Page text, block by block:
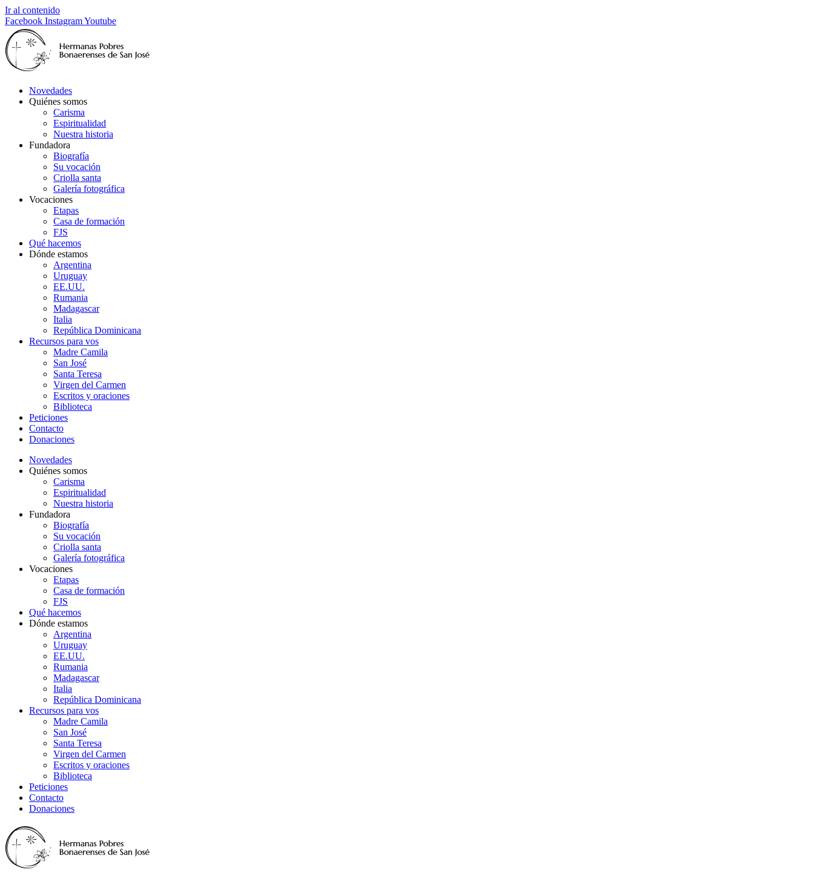
Ir al contenido
Facebook InstagramYoutube
Novedades
Quiénes somos
Carisma
Espiritualidad
Nuestra historia
Fundadora
Biografía
Su vocación
Criolla santa
Galería fotográfica
Vocaciones
Etapas
Casa de formación
FJS
Qué hacemos
Dónde estamos
Argentina
Uruguay
EE.UU.
Rumania
Madagascar
Italia
República Dominicana
Recursos para vos
Madre Camila
San José
Santa Teresa
Virgen del Carmen
Escritos y oraciones
Biblioteca
Peticiones
Contacto
Donaciones
Novedades
Quiénes somos
Carisma
Espiritualidad
Nuestra historia
Fundadora
Biografía
Su vocación
Criolla santa
Galería fotográfica
Vocaciones
Etapas
Casa de formación
FJS
Qué hacemos
Dónde estamos
Argentina
Uruguay
EE.UU.
Rumania
Madagascar
Italia
República Dominicana
Recursos para vos
Madre Camila
San José
Santa Teresa
Virgen del Carmen
Escritos y oraciones
Biblioteca
Peticiones
Contacto
Donaciones